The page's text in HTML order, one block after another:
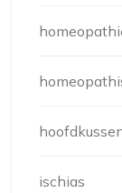
ischias